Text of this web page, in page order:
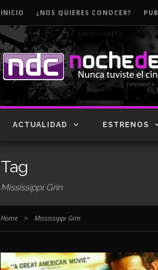
INICIO ¿NOS QUIERES CONOCER?
ACTUALIDAD ESTRENOS
Tag
Mississippi Grin
Home > Mississippi Grin